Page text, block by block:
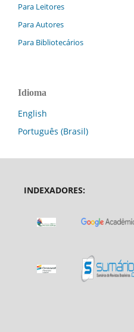
Para Leitores
Para Autores
Para Bibliotecários
Idioma
English
Português (Brasil)
INDEXADORES: